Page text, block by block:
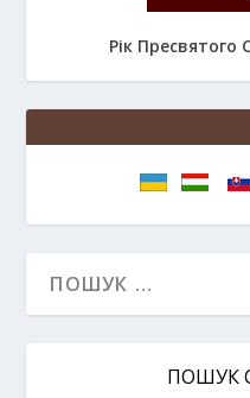
Рік Пресвятого
ПОШУК